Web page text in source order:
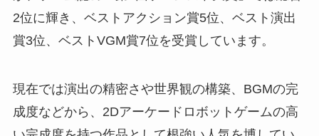
2位に輝き、ベストアクション賞5位、ベスト演出
賞3位、ベストVGM賞7位を受賞しています。
現在では演出の精密さや世界観の構築、BGMの完
成度などから、2Dアーケードロボットゲームの高